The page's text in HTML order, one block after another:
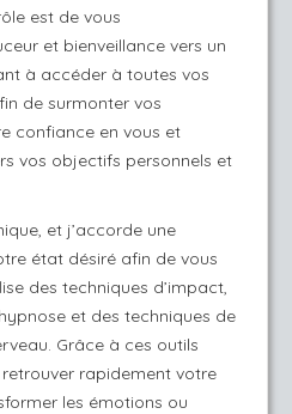
est de vous
et bienveillance vers un
à accéder à toutes vos
de surmonter vos
confiance en vous et
vos objectifs personnels et
et j’accorde une
état désiré afin de vous
des techniques d’impact,
et des techniques de
Grâce à ces outils
rapidement votre
les émotions ou